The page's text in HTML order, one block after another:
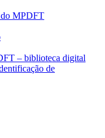
do MPDFT
– biblioteca digital
de